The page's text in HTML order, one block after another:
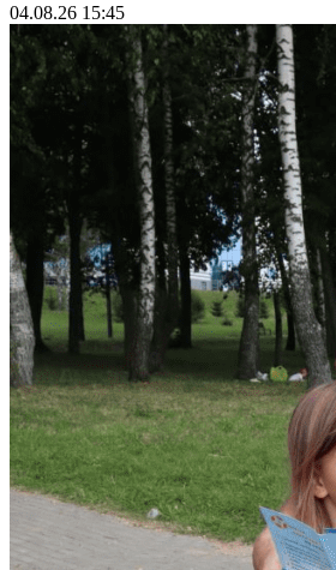
04.08.26 15:45